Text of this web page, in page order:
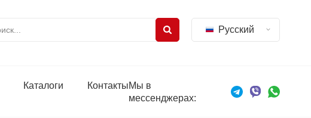
Русский
Каталоги КонтактыМы в
мессенджерах: